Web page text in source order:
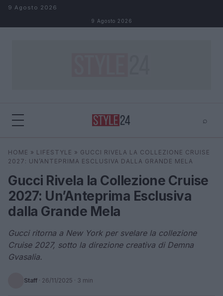
Salta al contenuto
9 Agosto 2026
9 Agosto 2026
⌕
Cerca ⌕ ×
HOME » LIFESTYLE » GUCCI RIVELA LA COLLEZIONE CRUISE
2027: UN’ANTEPRIMA ESCLUSIVA DALLA GRANDE MELA
Gucci Rivela la Collezione Cruise
2027: Un’Anteprima Esclusiva
dalla Grande Mela
Gucci ritorna a New York per svelare la collezione
Cruise 2027, sotto la direzione creativa di Demna
Gvasalia.
Staff · 26/11/2025 · 3 min